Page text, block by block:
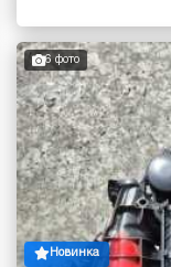
6 фото
Новинка